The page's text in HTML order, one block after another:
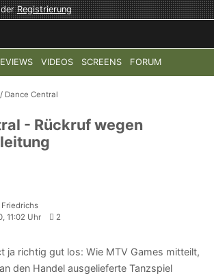
Registrierung
VIDEOS SCREENS FORUM
MODERN WARFARE 4 HALO:
/ Dance Central
- Rückruf wegen
11:02 Uhr
2
ja richtig gut los: Wie MTV Games mitteilt,
den Handel ausgelieferte Tanzspiel